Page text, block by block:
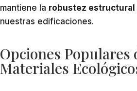
mantiene la robustez estructural
nuestras edificaciones.
Opciones Populares
Materiales